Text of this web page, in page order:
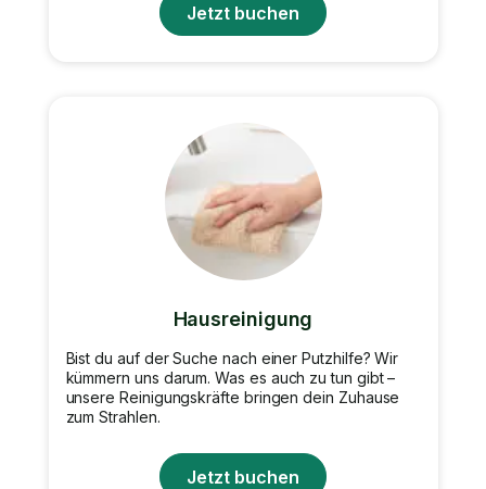
Jetzt buchen
Hausreinigung
Bist du auf der Suche nach einer Putzhilfe? Wir
kümmern uns darum. Was es auch zu tun gibt –
unsere Reinigungskräfte bringen dein Zuhause
zum Strahlen.
Jetzt buchen